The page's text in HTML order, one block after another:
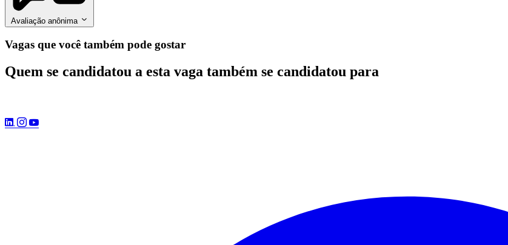
Avaliação anônima
Vagas que você também pode gostar
Quem se candidatou a esta vaga também se candidatou para